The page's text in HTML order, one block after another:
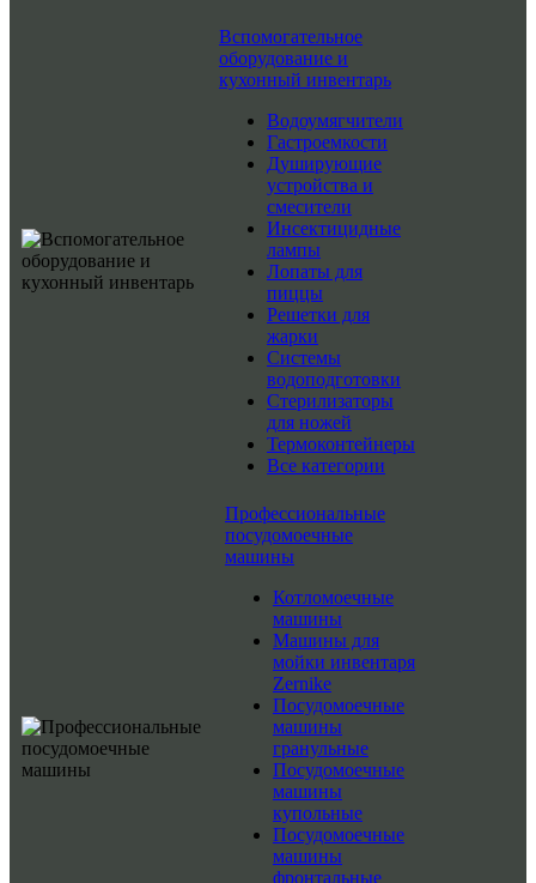
Вспомогательное
оборудование и
кухонный инвентарь
Водоумягчители
Гастроемкости
Душирующие
устройства и
смесители
Инсектицидные
лампы
Лопаты для
пиццы
Решетки для
жарки
Системы
водоподготовки
Стерилизаторы
для ножей
Термоконтейнеры
Все категории
Профессиональные
посудомоечные
машины
Котломоечные
машины
Машины для
мойки инвентаря
Zernike
Посудомоечные
машины
гранульные
Посудомоечные
машины
купольные
Посудомоечные
машины
фронтальные